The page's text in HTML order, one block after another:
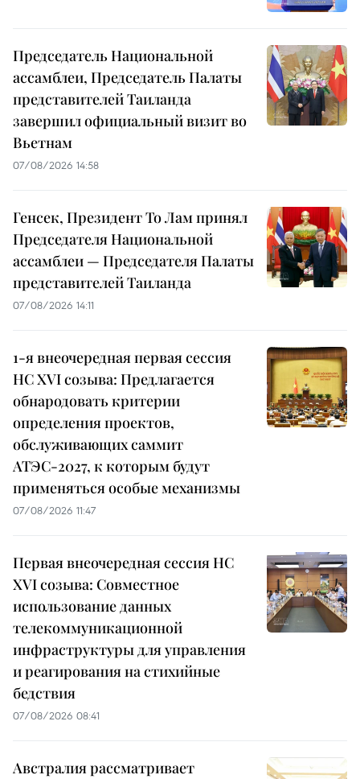
Председатель Национальной
ассамблеи, Председатель Палаты
представителей Таиланда
завершил официальный визит во
Вьетнам
07/08/2026 14:58
Генсек, Президент То Лам принял
Председателя Национальной
ассамблеи — Председателя Палаты
представителей Таиланда
07/08/2026 14:11
1-я внеочередная первая сессия
НС XVI созыва: Предлагается
обнародовать критерии
определения проектов,
обслуживающих саммит
АТЭС-2027, к которым будут
применяться особые механизмы
07/08/2026 11:47
Первая внеочередная сессия НС
XVI созыва: Совместное
использование данных
телекоммуникационной
инфраструктуры для управления
и реагирования на стихийные
бедствия
07/08/2026 08:41
Австралия рассматривает